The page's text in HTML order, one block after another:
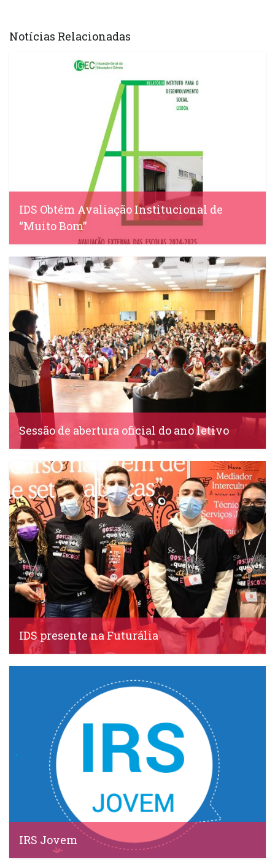
Notícias Relacionadas
IDS Obtém Avaliação Institucional de
“Muito Bom”
IDS, 22 Abril, 2025
Sessão de abertura oficial do ano letivo
IDS, 21 Setembro, 2023
IDS presente na Futurália
IDS, 7 Abril, 2022
IRS Jovem